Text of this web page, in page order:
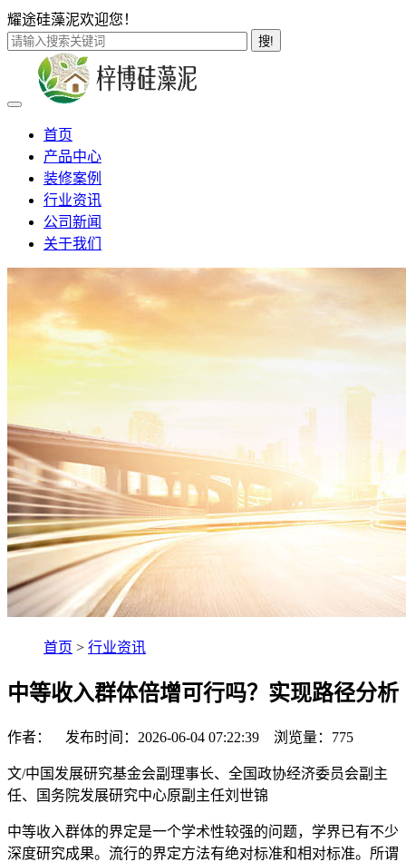
耀途硅藻泥欢迎您！
搜!
首页
产品中心
装修案例
行业资讯
公司新闻
关于我们
首页 > 行业资讯
中等收入群体倍增可行吗？实现路径分析
作者： 发布时间：2026-06-04 07:22:39 浏览量： 775
文/中国发展研究基金会副理事长、全国政协经济委员会副主
任、国务院发展研究中心原副主任刘世锦
中等收入群体的界定是一个学术性较强的问题，学界已有不少
深度研究成果。流行的界定方法有绝对标准和相对标准。所谓